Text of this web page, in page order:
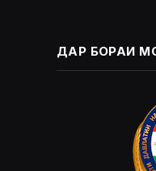
ДАР БОРАИ